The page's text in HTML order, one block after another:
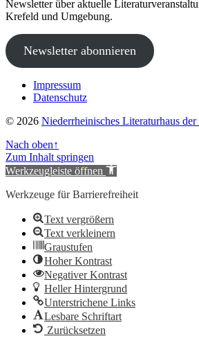
Newsletter über aktuelle
Krefeld und Umgebung.
Newsletter abonnieren
Impressum
Datenschutz
© 2026 Niederrheinisches Literaturhaus
Nach oben↑
Zum Inhalt springen
Werkzeugleiste öffnen
Werkzeuge für Barrierefreiheit
Text vergrößern
Text verkleinern
Graustufen
Hoher Kontrast
Negativer Kontrast
Heller Hintergrund
Unterstrichene Links
Lesbare Schriftart
Zurücksetzen